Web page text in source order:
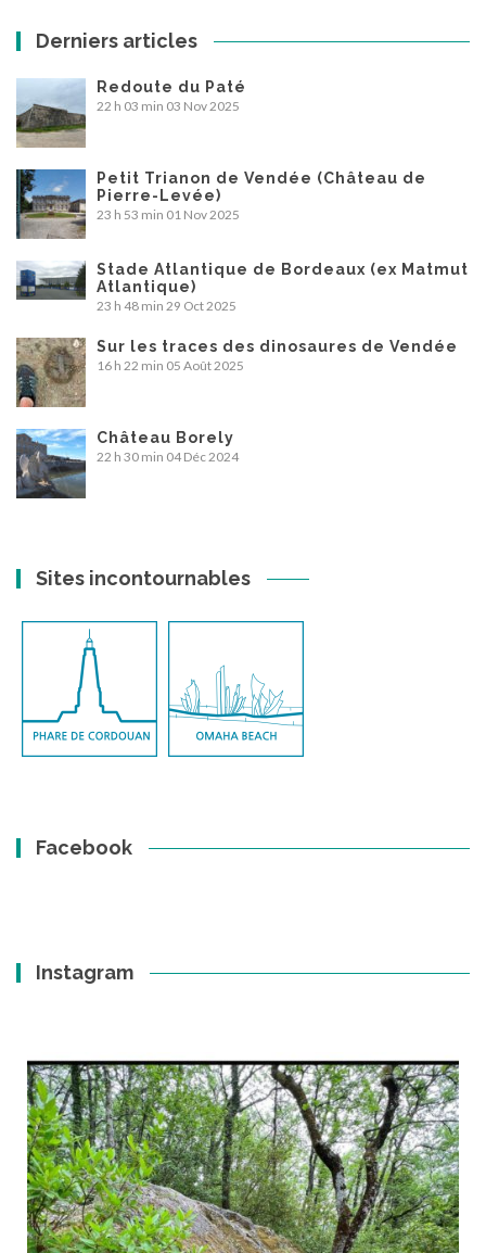
Derniers articles
Redoute du Paté
22 h 03 min 03 Nov 2025
Petit Trianon de Vendée (Château de
Pierre-Levée)
23 h 53 min 01 Nov 2025
Stade Atlantique de Bordeaux (ex Matmut
Atlantique)
23 h 48 min 29 Oct 2025
Sur les traces des dinosaures de Vendée
16 h 22 min 05 Août 2025
Château Borely
22 h 30 min 04 Déc 2024
Sites incontournables
Facebook
Instagram